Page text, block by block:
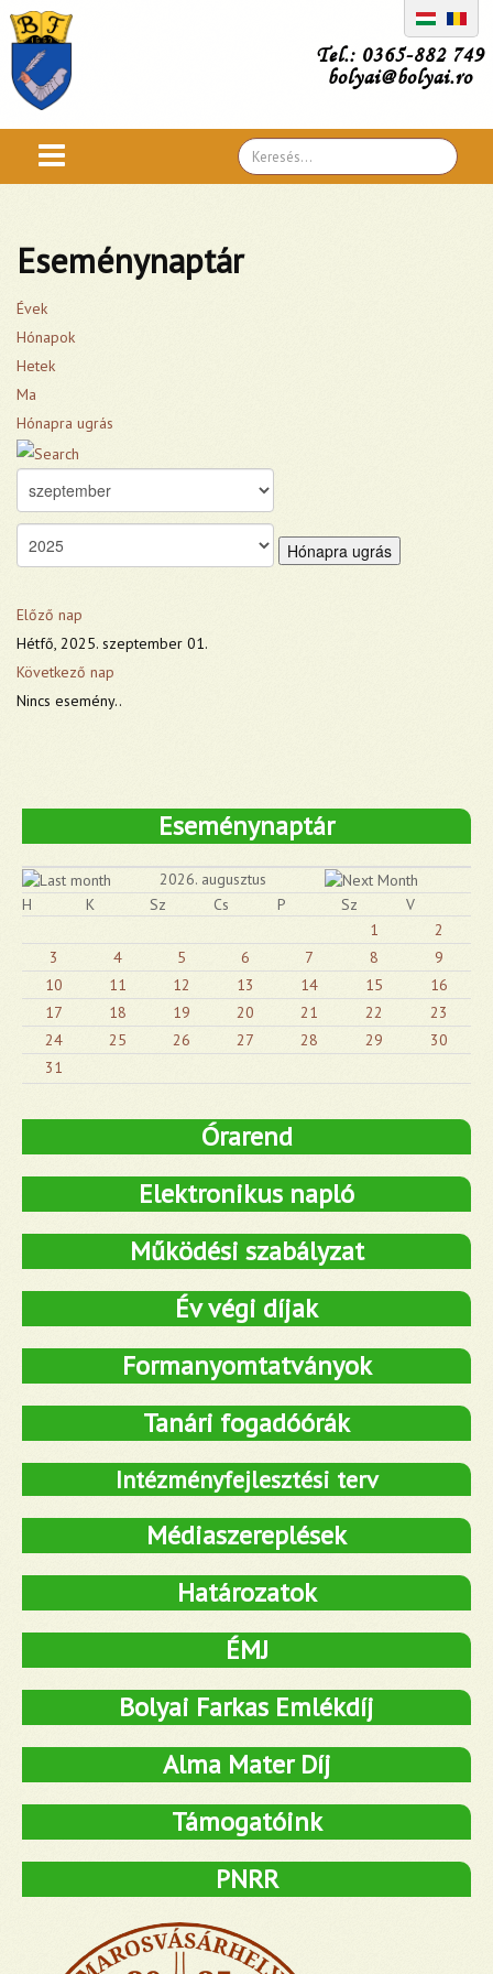
Tel.: 0365-882 749
bolyai@bolyai.ro
Search
...
Eseménynaptár
Évek
Hónapok
Hetek
Ma
Hónapra ugrás
Hónapra ugrás
Előző nap
Hétfő, 2025. szeptember 01.
Következő nap
Nincs esemény..
Eseménynaptár
2026. augusztus
H
K Sz Cs P Sz
V
1
2
3
4 5 6 7 8
9
10
11 12 13 14 15
16
17
18 19 20 21 22
23
24
25 26 27 28 29
30
31
Órarend
Elektronikus napló
Működési szabályzat
Év végi díjak
Formanyomtatványok
Tanári fogadóórák
Intézményfejlesztési terv
Médiaszereplések
Határozatok
ÉMJ
Bolyai Farkas Emlékdíj
Alma Mater Díj
Támogatóink
PNRR